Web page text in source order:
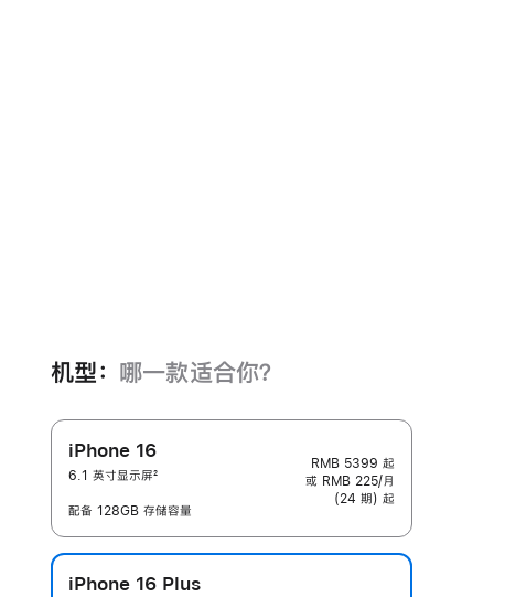
机型： 哪一款适合你？
iPhone 16
6.1 英寸显示屏
注
2
配备 128GB 存储容量
RMB 5399 起
或 RMB 225/月
(24 期) 起
iPhone 16 Plus